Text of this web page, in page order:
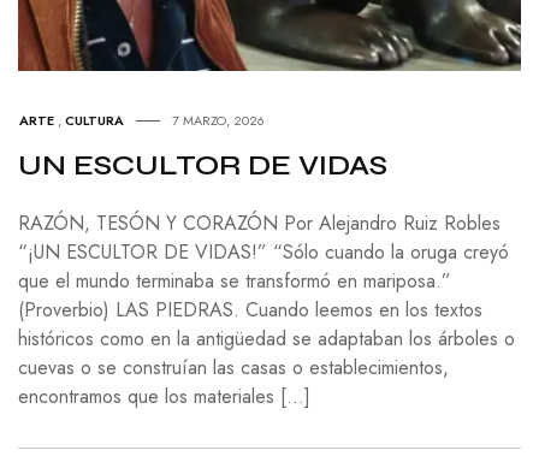
ARTE ,CULTURA 7 MARZO, 2026
UN ESCULTOR DE VIDAS
RAZÓN, TESÓN Y CORAZÓN Por Alejandro Ruiz Robles
“¡UN ESCULTOR DE VIDAS!” “Sólo cuando la oruga creyó
que el mundo terminaba se transformó en mariposa.”
(Proverbio) LAS PIEDRAS. Cuando leemos en los textos
históricos como en la antigüedad se adaptaban los árboles o
cuevas o se construían las casas o establecimientos,
encontramos que los materiales […]